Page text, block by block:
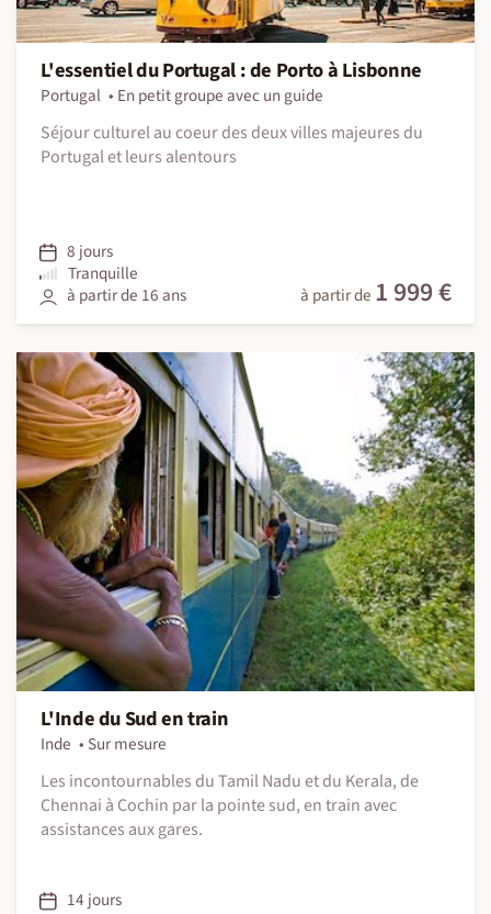
L'essentiel du Portugal : de Porto à Lisbonne
Portugal
En petit groupe avec un guide
Séjour culturel au coeur des deux villes majeures du
Portugal et leurs alentours
8 jours
Tranquille
à partir de 16 ans
à partir de 1 999 €
L'Inde du Sud en train
Inde
Sur mesure
Les incontournables du Tamil Nadu et du Kerala, de
Chennai à Cochin par la pointe sud, en train avec
assistances aux gares.
14 jours